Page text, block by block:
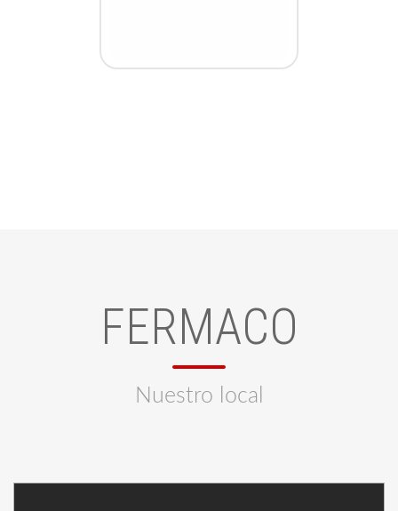
FERMACO
Nuestro local